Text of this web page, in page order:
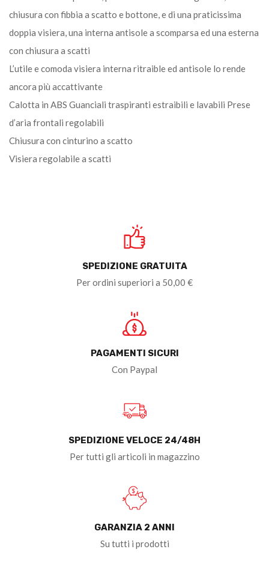
chiusura con fibbia a scatto e bottone, e di una praticissima
doppia visiera, una interna antisole a scomparsa ed una esterna
con chiusura a scatti
L’utile e comoda visiera interna ritraible ed antisole lo rende
ancora più accattivante
Calotta in ABS Guanciali traspiranti estraibili e lavabili Prese
d’aria frontali regolabili
Chiusura con cinturino a scatto
Visiera regolabile a scatti
SPEDIZIONE GRATUITA
Per ordini superiori a 50,00 €
PAGAMENTI SICURI
Con Paypal
SPEDIZIONE VELOCE 24/48H
Per tutti gli articoli in magazzino
GARANZIA 2 ANNI
Su tutti i prodotti